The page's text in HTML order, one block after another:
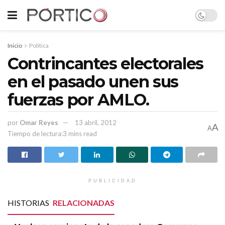
Inicio Política
Contrincantes electorales
en el pasado unen sus
fuerzas por AMLO.
por Omar Reyes
13 abril, 2012
Tiempo de lectura:3 mins read
AA
PUBLICIDAD
HISTORIAS RELACIONADAS